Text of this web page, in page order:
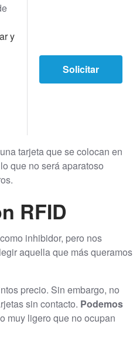
y
Solicitar
tarjeta que se colocan en
que no será aparatoso
RFID
inhibidor, pero nos
aquella que más queramos
precio. Sin embargo, no
sin contacto. Podemos
muy ligero que no ocupan